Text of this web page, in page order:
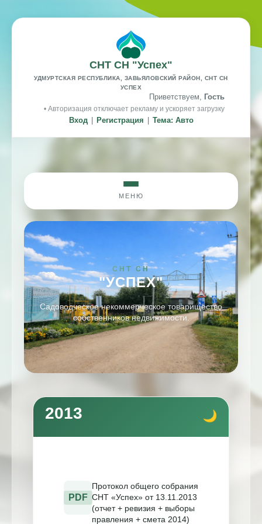
СНТ СН "Успех"
УДМУРТСКАЯ РЕСПУБЛИКА, ЗАВЬЯЛОВСКИЙ РАЙОН, СНТ СН
УСПЕХ
Приветствуем, Гость
• Авторизация отключает рекламу и ускоряет загрузку
Вход Регистрация Тема: Авто
МЕНЮ
СНТ СН
"УСПЕХ"
Садоводческое некоммерческое товарищество
собственников недвижимости.
2013
PDF
Протокол общего собрания
СНТ «Успех» от 13.11.2013
(отчет + ревизия + выборы
правления + смета 2014)